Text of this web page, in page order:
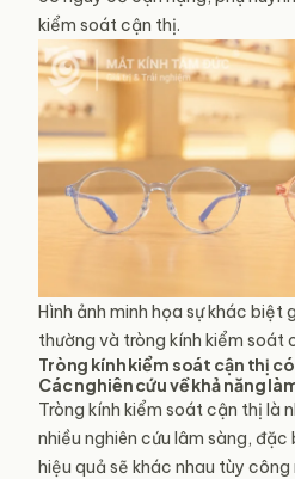
kiểm soát cận thị.
Hình ảnh minh họa sự khác biệt
thường và tròng kính kiểm soát
Tròng kính kiểm soát cận thị
Các nghiên cứu về khả năng
Tròng kính kiểm soát cận thị là
nhiều nghiên cứu lâm sàng, đặc
hiệu quả sẽ khác nhau tùy